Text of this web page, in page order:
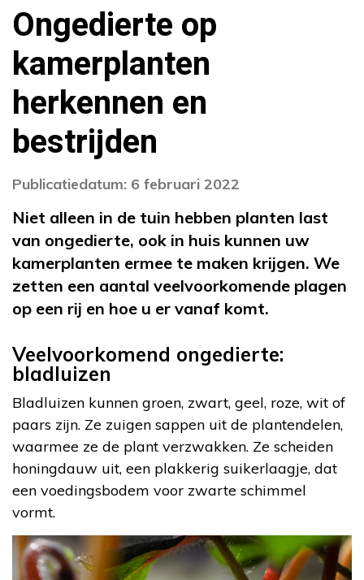
Ongedierte op
kamerplanten
herkennen en
bestrijden
Publicatiedatum: 6 februari 2022
Niet alleen in de tuin hebben planten last
van ongedierte, ook in huis kunnen uw
kamerplanten ermee te maken krijgen. We
zetten een aantal veelvoorkomende plagen
op een rij en hoe u er vanaf komt.
Veelvoorkomend ongedierte:
bladluizen
Bladluizen kunnen groen, zwart, geel, roze, wit of
paars zijn. Ze zuigen sappen uit de plantendelen,
waarmee ze de plant verzwakken. Ze scheiden
honingdauw uit, een plakkerig suikerlaagje, dat
een voedingsbodem voor zwarte schimmel
vormt.